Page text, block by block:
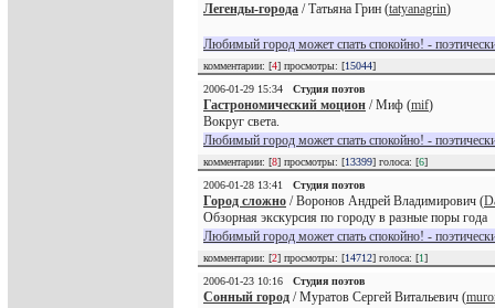
Легенды-города / Татьяна Грин (tatyanagrin)
Любимый город может спать спокойно! -
комментарии: [4] просмотры: [15044]
2006-01-29 15:34
Студия поэтов
Гастрономический моцион / Миф (mif)
Вокруг света.
Любимый город может спать спокойно! -
комментарии: [8] просмотры: [13399] голоса: [6]
2006-01-28 13:41
Студия поэтов
Город сложно / Воронов Андрей Владимирович (
Обзорная экскурсия по городу в разные поры года
Любимый город может спать спокойно! -
комментарии: [2] просмотры: [14712] голоса: [1]
2006-01-23 10:16
Студия поэтов
Сонный город / Муратов Сергей Витальевич (